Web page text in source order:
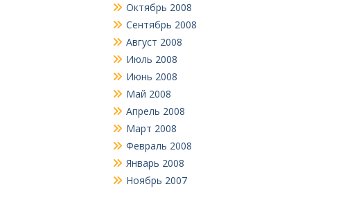
Октябрь 2008
Сентябрь 2008
Август 2008
Июль 2008
Июнь 2008
Май 2008
Апрель 2008
Март 2008
Февраль 2008
Январь 2008
Ноябрь 2007